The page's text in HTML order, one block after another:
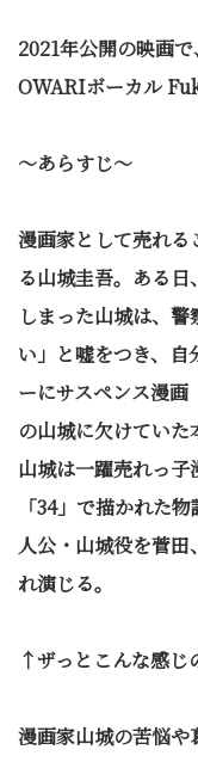
2021年公開の映画
OWARIボーカル
～あらすじ～
漫画家として売れる
る山城圭吾。ある
しまった山城は、
い」と嘘をつき、
ーにサスペンス漫
の山城に欠けていた
山城は一躍売れっ子
「34」で描かれた
人公・山城役を菅
れ演じる。
↑ザっとこんな感じ
漫画家山城の苦悩